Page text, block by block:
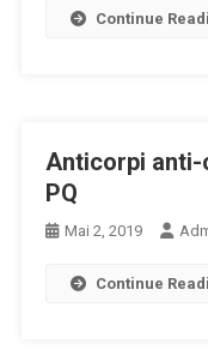
Continue
Anticorpi anti-
PQ
Mai 2, 2019
Continue